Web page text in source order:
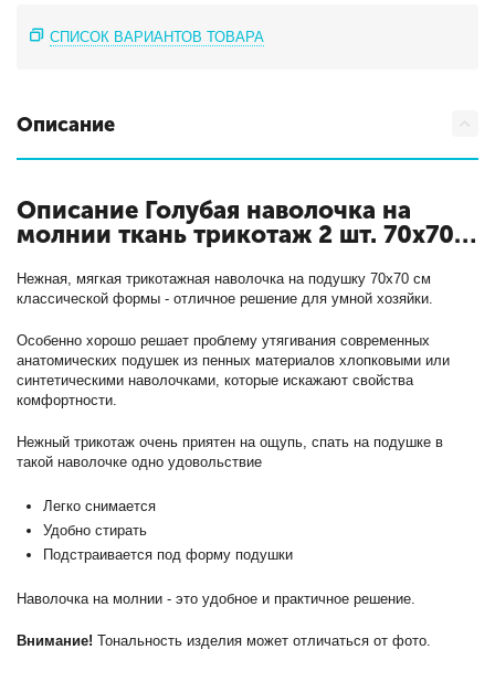
СПИСОК ВАРИАНТОВ ТОВАРА
Описание
Описание Голубая наволочка на
молнии ткань трикотаж 2 шт. 70х70с
Нежная, мягкая трикотажная наволочка на подушку 70х70 см
классической формы - отличное решение для умной хозяйки.
Особенно хорошо решает проблему утягивания современных
анатомических подушек из пенных материалов хлопковыми или
синтетическими наволочками, которые искажают свойства
комфортности.
Нежный трикотаж очень приятен на ощупь, спать на подушке в
такой наволочке одно удовольствие
Легко снимается
Удобно стирать
Подстраивается под форму подушки
Наволочка на молнии - это удобное и практичное решение.
Внимание! Тональность изделия может отличаться от фото.